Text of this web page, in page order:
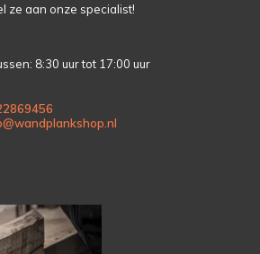
ze aan onze specialist!
8:30 uur tot 17:00 uur